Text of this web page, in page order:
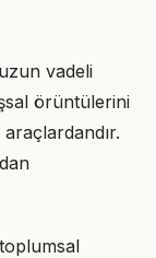
vadeli
örüntülerini